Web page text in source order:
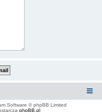
Software © phpBB Limited
phpBB.pl